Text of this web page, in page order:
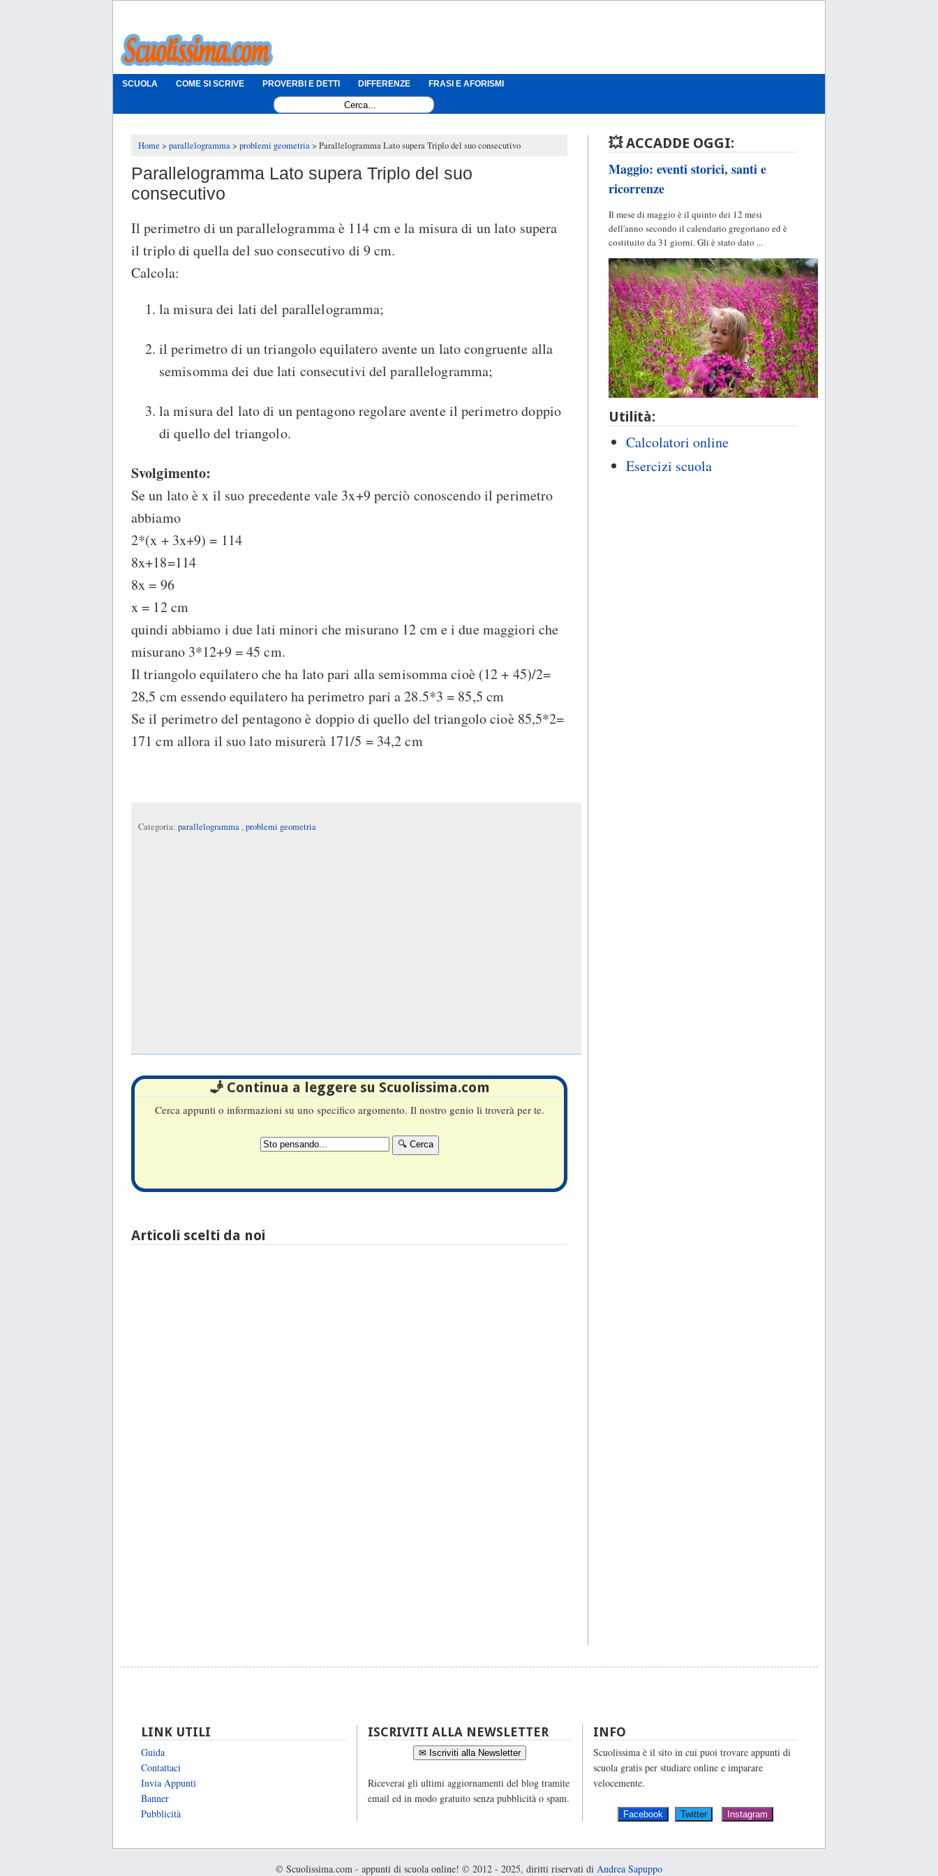
SCUOLA COME SI SCRIVE PROVERBI E DETTI DIFFERENZE FRASI E AFORISMI
Home parallelogramma problemi geometria Parallelogramma Lato supera Triplo del suo consecutivo
Parallelogramma Lato supera Triplo del suo
consecutivo
Il perimetro di un parallelogramma è 114 cm e la misura di un lato supera
il triplo di quella del suo consecutivo di 9 cm.
Calcola:
la misura dei lati del parallelogramma;
il perimetro di un triangolo equilatero avente un lato congruente alla
semisomma dei due lati consecutivi del parallelogramma;
la misura del lato di un pentagono regolare avente il perimetro doppio
di quello del triangolo.
Svolgimento:
Se un lato è x il suo precedente vale 3x+9 perciò conoscendo il perimetro
abbiamo
2*(x + 3x+9) = 114
8x+18=114
8x = 96
x = 12 cm
quindi abbiamo i due lati minori che misurano 12 cm e i due maggiori che
misurano 3*12+9 = 45 cm.
Il triangolo equilatero che ha lato pari alla semisomma cioè (12 + 45)/2=
28,5 cm essendo equilatero ha perimetro pari a 28.5*3 = 85,5 cm
Se il perimetro del pentagono è doppio di quello del triangolo cioè 85,5*2=
171 cm allora il suo lato misurerà 171/5 = 34,2 cm
Categoria: parallelogramma,problemi geometria
🧞 Continua a leggere su Scuolissima.com
Cerca appunti o informazioni su uno specifico argomento. Il nostro genio li troverà per te.
Articoli scelti da noi
💥 ACCADDE OGGI:
Maggio: eventi storici, santi e
ricorrenze
Il mese di maggio è il quinto dei 12 mesi
dell'anno secondo il calendario gregoriano ed è
costituito da 31 giorni. Gli è stato dato ...
Utilità:
Calcolatori online
Esercizi scuola
LINK UTILI
Guida
Contattaci
Invia Appunti
Banner
Pubblicità
ISCRIVITI ALLA NEWSLETTER
✉ Iscriviti alla Newsletter
Riceverai gli ultimi aggiornamenti del blog tramite
email ed in modo gratuito senza pubblicità o spam.
INFO
Scuolissima è il sito in cui puoi trovare appunti di
scuola gratis per studiare online e imparare
velocemente.
© Scuolissima.com - appunti di scuola online! © 2012 - 2025, diritti riservati di Andrea Sapuppo